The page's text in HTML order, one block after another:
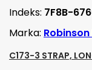
Indeks: 7F8B-
Marka:
C173-3 STRAP,